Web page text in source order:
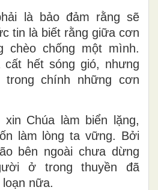
là bảo đảm rằng sẽ
tin là biết rằng giữa cơn
chèo chống một mình.
cất hết sóng gió, nhưng
trong chính những cơn
Chúa làm biển lặng,
làm lòng ta vững. Bởi
bên ngoài chưa dừng
ở trong thuyền đã
loạn nữa.